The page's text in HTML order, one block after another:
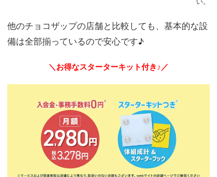
他のチョコザップの店舗と比較しても、基本的な設
備は全部揃っているので安心です♪
＼お得なスターターキット付き♪／